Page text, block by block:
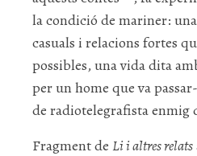
la condició de mariner:
casuals i relacions fortes
possibles, una vida dita
per un home que va
de radiotelegrafista enmig
Fragment de Li i altres relats